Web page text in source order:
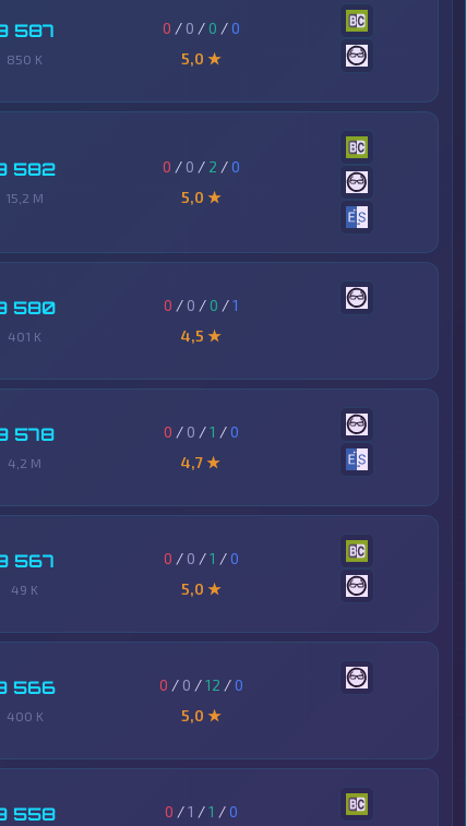
587
850 K
0 / 0 / 0 /0
5,0 ★
582
15,2 M
0 / 0 / 2 /0
5,0 ★
580
401 K
0 / 0 / 0 /1
4,5 ★
578
4,2 M
0 / 0 /1 /0
4,7 ★
567
49 K
0 / 0 /1 /0
5,0 ★
566
400 K
0 / 0 /12 /0
5,0 ★
558 0 /1 /1 /0